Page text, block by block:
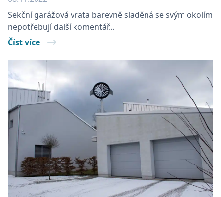
Sekční garážová vrata barevně sladěná se svým okolím
nepotřebují další komentář...
Číst více